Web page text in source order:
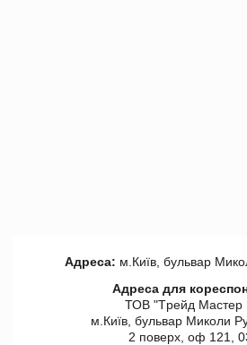
Адреса: м.Київ, бульвар
Адреса для
ТОВ "Tрейд Мастер
м.Київ, бульвар Миколи
2 поверх, оф 121,